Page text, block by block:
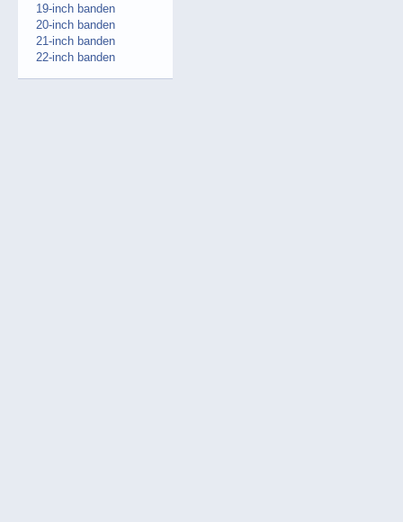
19-inch banden
20-inch banden
21-inch banden
22-inch banden